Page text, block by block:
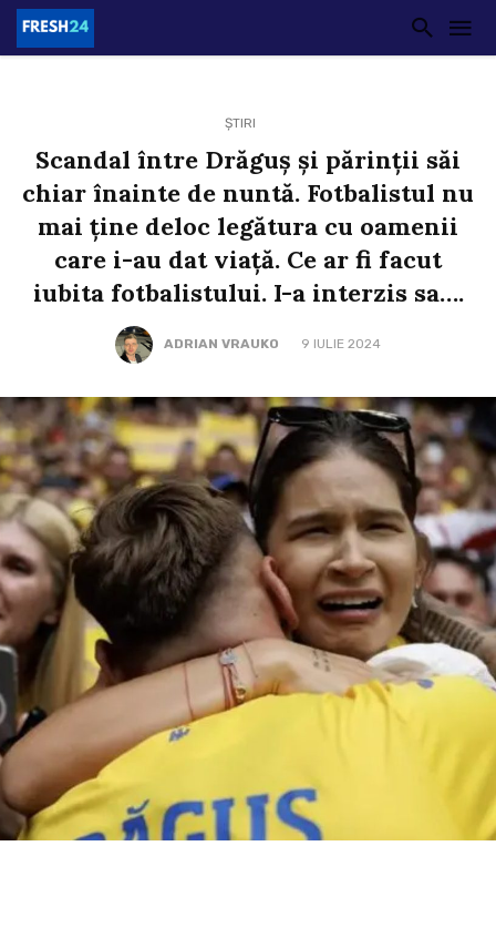
ȘTIRI
Scandal între Drăguș și părinții săi
chiar înainte de nuntă. Fotbalistul nu
mai ține deloc legătura cu oamenii
care i-au dat viață. Ce ar fi facut
iubita fotbalistului. I-a interzis sa….
ADRIAN VRAUKO 9 IULIE 2024